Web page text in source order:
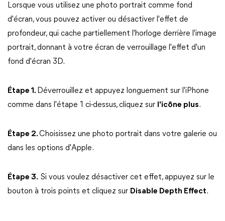
Lorsque vous utilisez une photo portrait comme fond
d'écran, vous pouvez activer ou désactiver l'effet de
profondeur, qui cache partiellement l'horloge derrière l'image
portrait, donnant à votre écran de verrouillage l'effet d'un
fond d'écran 3D.
Étape 1. Déverrouillez et appuyez longuement sur l'iPhone
comme dans l'étape 1 ci-dessus, cliquez sur l'icône plus.
Étape 2.Choisissez une photo portrait dans votre galerie ou
dans les options d'Apple.
Étape 3. Si vous voulez désactiver cet effet, appuyez sur le
bouton à trois points et cliquez sur Disable Depth Effect.